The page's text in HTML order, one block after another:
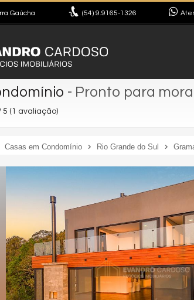
Gaúcha (54) 9.9165-1326
- Pronto para
5 ( 1 avaliação)
Casas em Condomínio Rio Grande do Sul